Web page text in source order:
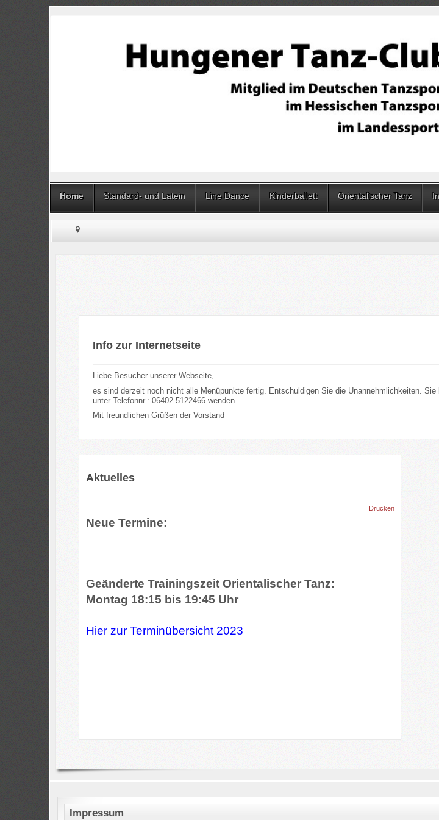
Home Standard- und Latein Line Dance Kinderballett Orientalischer Tanz
Info zur Internetseite
Liebe Besucher unserer Webseite,
es sind derzeit noch nicht alle Menüpunkte fertig. Entschuldigen Sie die Unannehmlichkeiten.
unter Telefonnr.: 06402 5122466 wenden.
Mit freundlichen Grüßen der Vorstand
Aktuelles
Drucken
Neue Termine:
Geänderte Trainingszeit Orientalischer Tanz:
Montag 18:15 bis 19:45 Uhr
Hier zur Terminübersicht 2023
Impressum